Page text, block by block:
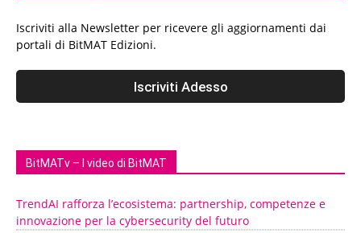
Iscriviti alla Newsletter per ricevere gli aggiornamenti dai
portali di BitMAT Edizioni.
BitMATv – I video di BitMAT
TrendAI rafforza l’ecosistema: partnership, competenze e
innovazione per la cybersecurity del futuro